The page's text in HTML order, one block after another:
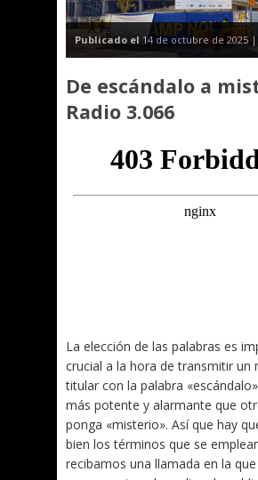
Publicado el 14 de octubre de 2025 |
De escándalo a
Radio 3.066
La elección de las palabras es
crucial a la hora de transmitir un
titular con la palabra
más potente y alarmante que
ponga «misterio». Así que hay
bien los términos que se
recibamos una llamada en la